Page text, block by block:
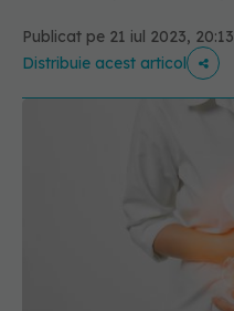
Publicat pe 21 iul 2023, 20:13
Distribuie acest articol